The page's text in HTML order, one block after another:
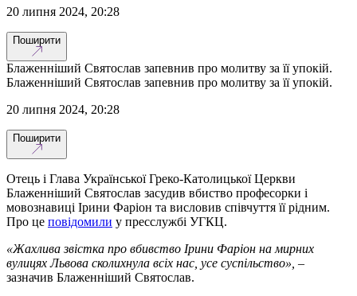
20 липня 2024, 20:28
Поширити
Блаженніший Святослав запевнив про молитву за її упокій.
Блаженніший Святослав запевнив про молитву за її упокій.
20 липня 2024, 20:28
Поширити
Отець і Глава Української Греко-Католицької Церкви
Блаженніший Святослав засудив вбиство професорки і
мовознавиці Ірини Фаріон та висловив співчуття її рідним.
Про це повідомили у пресслужбі УГКЦ.
«Жахлива звістка про вбивство Ірини Фаріон на мирних
вулицях Львова сколихнула всіх нас, усе суспільство», –
зазначив Блаженніший Святослав.